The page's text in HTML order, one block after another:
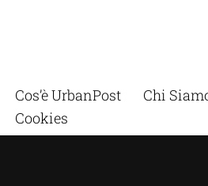
Cos’è UrbanPost Chi
Cookies